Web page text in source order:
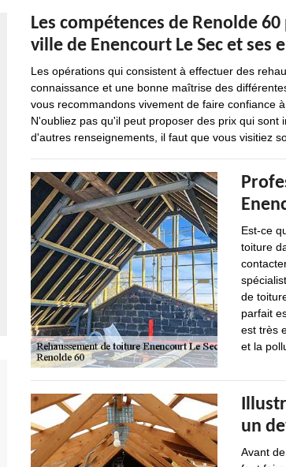
Les compétences de Renolde
ville de Enencourt Le Sec et ses
Les opérations qui consistent à effectuer des
connaissance et une bonne maîtrise des
vous recommandons vivement de faire confiance
N'oubliez pas qu'il peut proposer des prix qui
d'autres renseignements, il faut que vous visitiez
Est-ce
toiture
de
parfait
est très
et la
un
Avant